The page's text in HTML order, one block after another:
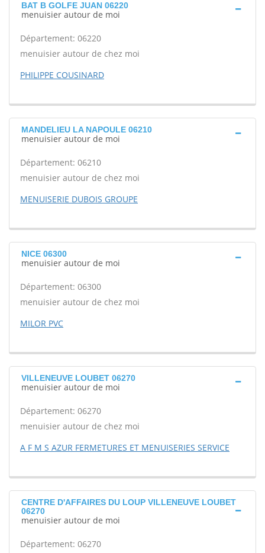
BAT B GOLFE JUAN 06220
menuisier autour de moi
Département: 06220
menuisier autour de chez moi
PHILIPPE COUSINARD
MANDELIEU LA NAPOULE 06210
menuisier autour de moi
Département: 06210
menuisier autour de chez moi
MENUISERIE DUBOIS GROUPE
NICE 06300
menuisier autour de moi
Département: 06300
menuisier autour de chez moi
MILOR PVC
VILLENEUVE LOUBET 06270
menuisier autour de moi
Département: 06270
menuisier autour de chez moi
A F M S AZUR FERMETURES ET MENUISERIES SERVICE
CENTRE D'AFFAIRES DU LOUP VILLENEUVE LOUBET
06270
menuisier autour de moi
Département: 06270